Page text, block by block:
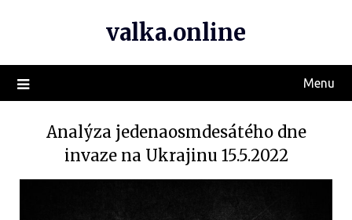
valka.online
Menu
Analýza jedenaosmdesátého dne
invaze na Ukrajinu 15.5.2022